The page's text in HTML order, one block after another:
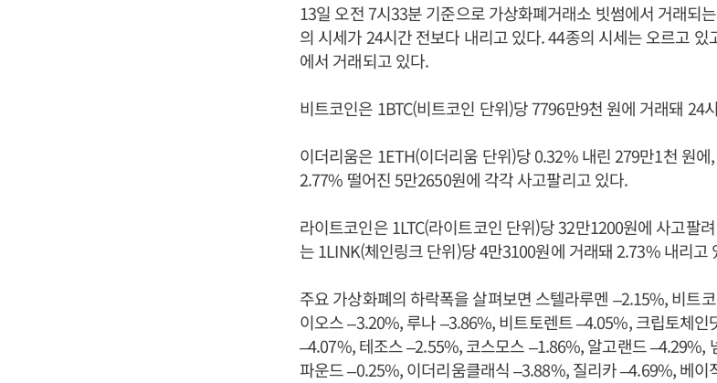
13일 오전 7시33분 기준으로 가상화폐거래소 빗썸에서 거래되
의 시세가 24시간 전보다 내리고 있다. 44종의 시세는 오르고
에서 거래되고 있다.
비트코인은 1BTC(비트코인 단위)당 7796만9천 원에 거래돼 24
이더리움은 1ETH(이더리움 단위)당 0.32% 내린 279만1천 원
2.77% 떨어진 5만2650원에 각각 사고팔리고 있다.
라이트코인은 1LTC(라이트코인 단위)당 32만1200원에 사고팔
는 1LINK(체인링크 단위)당 4만3100원에 거래돼 2.73% 내리고
주요 가상화폐의 하락폭을 살펴보면 스텔라루멘 –2.15%, 비트
이오스 –3.20%, 루나 –3.86%, 비트토렌트 –4.05%, 크립토체
–4.07%, 테조스 –2.55%, 코스모스 –1.86%, 알고랜드 –4.29%,
파운드 –0.25%, 이더리움클래식 –3.88%, 질리카 –4.69%, 베